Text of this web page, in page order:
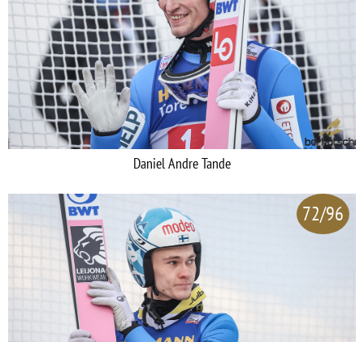
Daniel Andre Tande
72/96